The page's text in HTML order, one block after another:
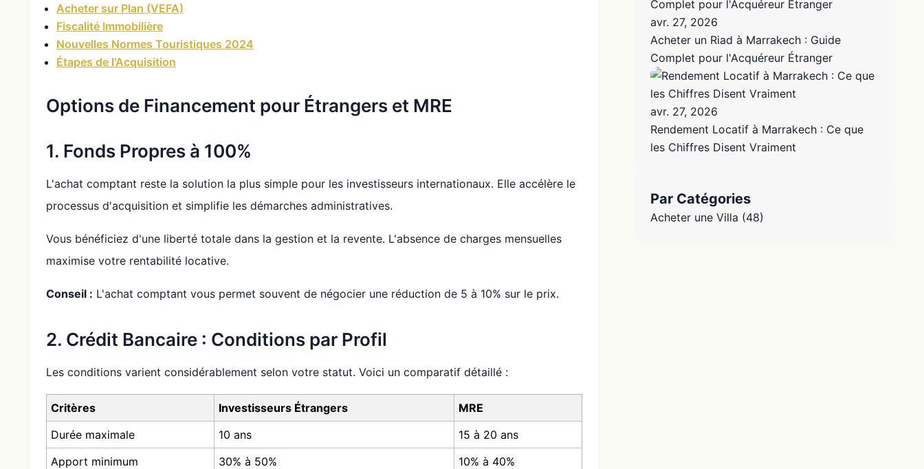
Acheter sur Plan (VEFA)
Fiscalité Immobilière
Nouvelles Normes Touristiques 2024
Étapes de l'Acquisition
Options de Financement pour Étrangers et MRE
1. Fonds Propres à 100%
L'achat comptant reste la solution la plus simple pour les investisseurs internationaux. Elle accélère le
processus d'acquisition et simplifie les démarches administratives.
Vous bénéficiez d'une liberté totale dans la gestion et la revente. L'absence de charges mensuelles
maximise votre rentabilité locative.
Conseil : L'achat comptant vous permet souvent de négocier une réduction de 5 à 10% sur le prix.
2. Crédit Bancaire : Conditions par Profil
Les conditions varient considérablement selon votre statut. Voici un comparatif détaillé :
Critères Investisseurs Étrangers
MRE
Durée maximale
10 ans
15 à 20 ans
Apport minimum
30% à 50%
10% à 40%
avr. 27, 2026
Acheter un Riad à Marrakech : Guide
Complet pour l'Acquéreur Étranger
avr. 27, 2026
Rendement Locatif à Marrakech : Ce que
les Chiffres Disent Vraiment
Par Catégories
Acheter une Villa (48)